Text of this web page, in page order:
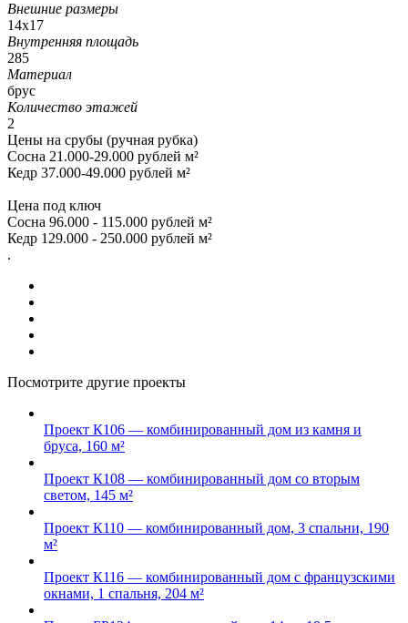
Внешние размеры
14x17
Внутренняя площадь
285
Материал
брус
Количество этажей
2
Цены на срубы (ручная рубка)
Сосна 21.000-29.000 рублей м²
Кедр 37.000-49.000 рублей м²
Цена под ключ
Сосна 96.000 - 115.000 рублей м²
Кедр 129.000 - 250.000 рублей м²
.
Посмотрите другие проекты
Проект К106 — комбинированный дом из камня и
бруса, 160 м²
Проект К108 — комбинированный дом со вторым
светом, 145 м²
Проект К110 — комбинированный дом, 3 спальни, 190
м²
Проект К116 — комбинированный дом с французскими
окнами, 1 спальня, 204 м²